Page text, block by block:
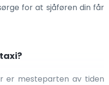
for at sjåføren din får
er mesteparten av tiden